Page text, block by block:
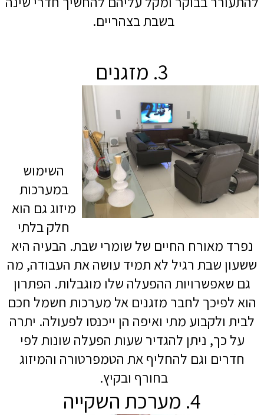
בשבת בצהריים.
3. מזגנים
השימוש
במערכות
מיזוג גם הוא
חלק בלתי
נפרד מאורח החיים של שומרי שבת. הבעיה היא
ששעון שבת רגיל לא תמיד עושה את העבודה, מה
גם שאפשרויות ההפעלה שלו מוגבלות. הפתרון
הוא לפיכך לחבר מזגנים אל מערכות חשמל חכם
לבית ולקבוע מתי ואיפה הן ייכנסו לפעולה. יתרה
על כך, ניתן להגדיר שעות הפעלה שונות לפי
חדרים וגם להחליף את הטמפרטורה והמיזוג
בחורף ובקיץ.
4. מערכת השקייה